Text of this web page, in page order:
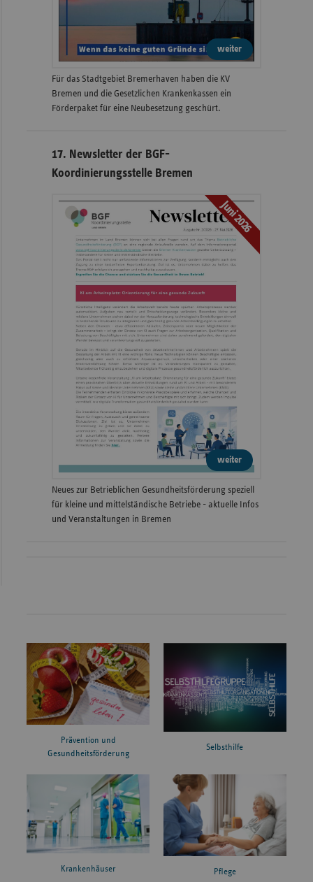
weiter
Für das Stadtgebiet Bremerhaven haben die KV
Bremen und die Gesetzlichen Krankenkassen ein
Förderpaket für eine Neubesetzung geschürt.
17. Newsletter der BGF-
Koordinierungsstelle Bremen
Juni 2026
weiter
Neues zur Betrieblichen Gesundheitsförderung speziell
für kleine und mittelständische Betriebe - aktuelle Infos
und Veranstaltungen in Bremen
Prävention und
Gesundheitsförderung
Selbsthilfe
Krankenhäuser Pflege